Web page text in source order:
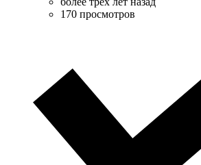
170 просмотров